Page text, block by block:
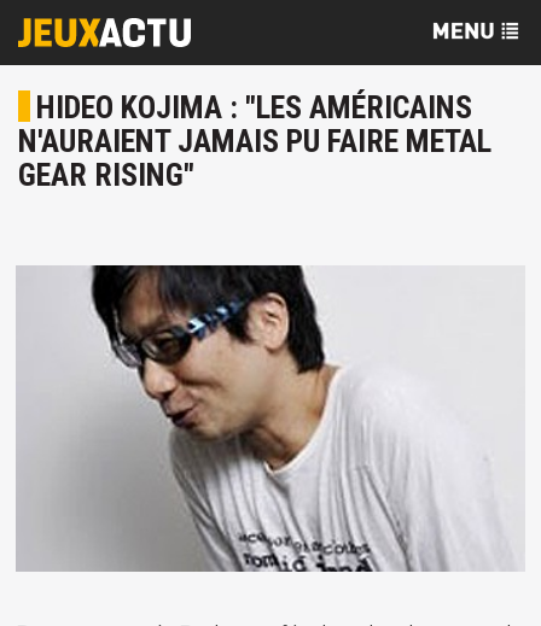
HIDEO KOJIMA : "LES AMÉRICAINS
N'AURAIENT JAMAIS PU FAIRE METAL
GEAR RISING"